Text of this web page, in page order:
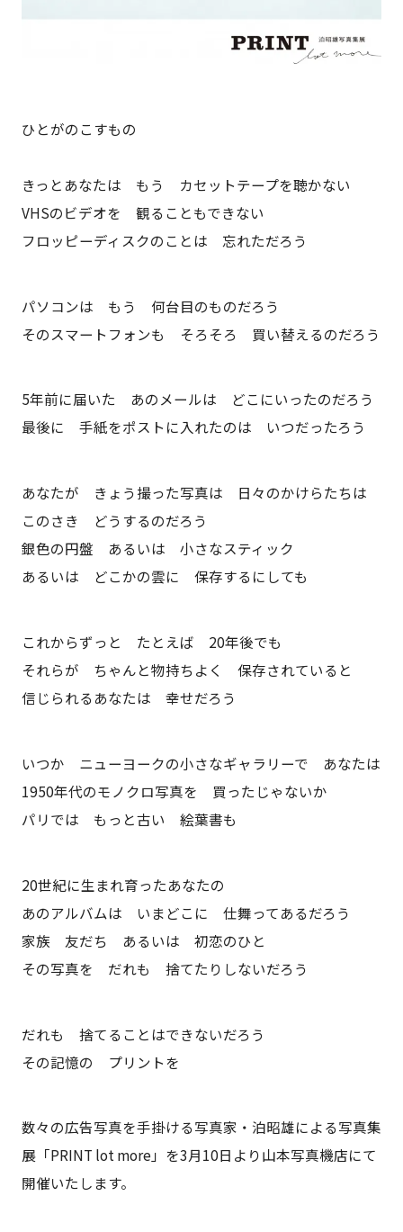
ひとがのこすもの
きっとあなたは もう カセットテープを聴かない
VHSのビデオを 観ることもできない
フロッピーディスクのことは 忘れただろう
パソコンは もう 何台目のものだろう
そのスマートフォンも そろそろ 買い替えるのだろう
5年前に届いた あのメールは どこにいったのだろう
最後に 手紙をポストに入れたのは いつだったろう
あなたが きょう撮った写真は 日々のかけらたちは
このさき どうするのだろう
銀色の円盤 あるいは 小さなスティック
あるいは どこかの雲に 保存するにしても
これからずっと たとえば 20年後でも
それらが ちゃんと物持ちよく 保存されていると
信じられるあなたは 幸せだろう
いつか ニューヨークの小さなギャラリーで あなたは
1950年代のモノクロ写真を 買ったじゃないか
パリでは もっと古い 絵葉書も
20世紀に生まれ育ったあなたの
あのアルバムは いまどこに 仕舞ってあるだろう
家族 友だち あるいは 初恋のひと
その写真を だれも 捨てたりしないだろう
だれも 捨てることはできないだろう
その記憶の プリントを
数々の広告写真を手掛ける写真家・泊昭雄による写真集
展「PRINT lot more」を3月10日より山本写真機店にて
開催いたします。